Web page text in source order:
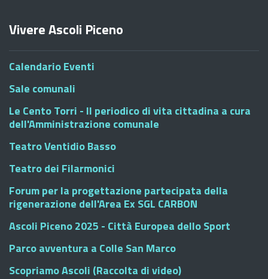
Vivere Ascoli Piceno
Calendario Eventi
Sale comunali
Le Cento Torri - Il periodico di vita cittadina a cura
dell'Amministrazione comunale
Teatro Ventidio Basso
Teatro dei Filarmonici
Forum per la progettazione partecipata della
rigenerazione dell'Area Ex SGL CARBON
Ascoli Piceno 2025 - Città Europea dello Sport
Parco avventura a Colle San Marco
Scopriamo Ascoli (Raccolta di video)